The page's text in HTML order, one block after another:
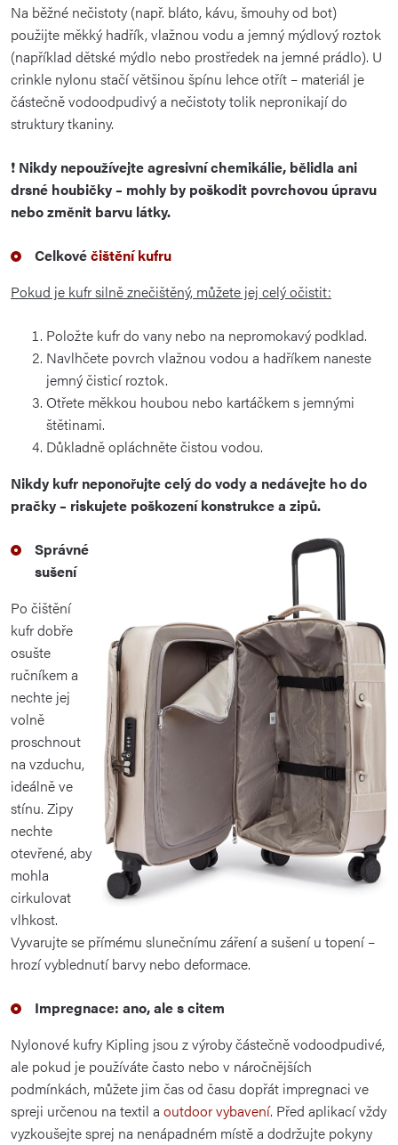
Na běžné nečistoty (např. bláto, kávu, šmouhy od bot)
použijte měkký hadřík, vlažnou vodu a jemný mýdlový roztok
(například dětské mýdlo nebo prostředek na jemné prádlo). U
crinkle nylonu stačí většinou špínu lehce otřít – materiál je
částečně vodoodpudivý a nečistoty tolik nepronikají do
struktury tkaniny.
❗ Nikdy nepoužívejte agresivní chemikálie, bělidla ani
drsné houbičky – mohly by poškodit povrchovou úpravu
nebo změnit barvu látky.
Celkovéčištění kufru
Pokud je kufr silně znečištěný, můžete jej celý očistit:
Položte kufr do vany nebo na nepromokavý podklad.
Navlhčete povrch vlažnou vodou a hadříkem naneste
jemný čisticí roztok.
Otřete měkkou houbou nebo kartáčkem s jemnými
štětinami.
Důkladně opláchněte čistou vodou.
Nikdy kufr neponořujte celý do vody a nedávejte ho do
pračky – riskujete poškození konstrukce a zipů.
Správné
sušení
Po čištění
kufr dobře
osušte
ručníkem a
nechte jej
volně
proschnout
na vzduchu,
ideálně ve
stínu. Zipy
nechte
otevřené, aby
mohla
cirkulovat
vlhkost.
Vyvarujte se přímému slunečnímu záření a sušení u topení –
hrozí vyblednutí barvy nebo deformace.
Impregnace: ano, ale s citem
Nylonové kufry Kipling jsou z výroby částečně vodoodpudivé,
ale pokud je používáte často nebo v náročnějších
podmínkách, můžete jim čas od času dopřát impregnaci ve
spreji určenou na textil a outdoor vybavení. Před aplikací vždy
vyzkoušejte sprej na nenápadném místě a dodržujte pokyny